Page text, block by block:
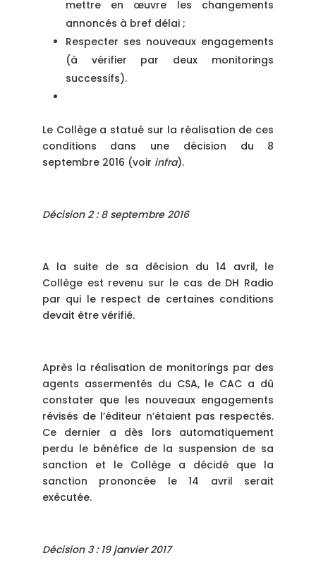
mettre en œuvre les changements
annoncés à bref délai ;
Respecter ses nouveaux engagements
(à vérifier par deux monitorings
successifs).
Le Collège a statué sur la réalisation de ces
conditions dans une décision du 8
septembre 2016 (voir infra).
Décision 2 : 8 septembre 2016
A la suite de sa décision du 14 avril, le
Collège est revenu sur le cas de DH Radio
par qui le respect de certaines conditions
devait être vérifié.
Après la réalisation de monitorings par des
agents assermentés du CSA, le CAC a dû
constater que les nouveaux engagements
révisés de l’éditeur n’étaient pas respectés.
Ce dernier a dès lors automatiquement
perdu le bénéfice de la suspension de sa
sanction et le Collège a décidé que la
sanction prononcée le 14 avril serait
exécutée.
Décision 3 : 19 janvier 2017